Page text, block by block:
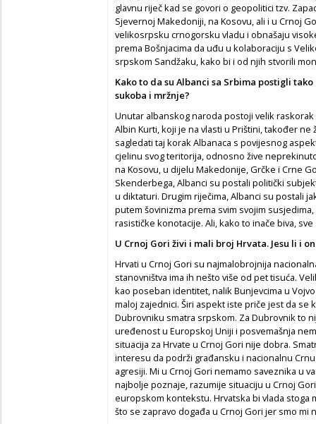
glavnu riječ kad se govori o geopolitici tzv.
Sjevernoj Makedoniji, na Kosovu, ali i u Crnoj
velikosrpsku crnogorsku vladu i obnašaju
prema Bošnjacima da uđu u kolaboraciju s
srpskom Sandžaku, kako bi i od njih stvorili
Kako to da su Albanci sa Srbima postigli
sukoba i mržnje?
Unutar albanskog naroda postoji velik
Albin Kurti, koji je na vlasti u Prištini, također
sagledati taj korak Albanaca s povijesnog
cjelinu svog teritorija, odnosno žive
na Kosovu, u dijelu Makedonije, Grčke i Crne
Skenderbega, Albanci su postali politički
u diktaturi. Drugim riječima, Albanci su postali
putem šovinizma prema svim svojim
rasističke konotacije. Ali, kako to inače biva,
U Crnoj Gori živi i mali broj Hrvata. Jesu li i
Hrvati u Crnoj Gori su najmalobrojnija
stanovništva ima ih nešto više od pet tisuća.
kao poseban identitet, nalik Bunjevcima u
maloj zajednici. Širi aspekt iste priče jest da se
Dubrovniku smatra srpskom. Za Dubrovnik to
uređenost u Europskoj Uniji i posvemašnja
situacija za Hrvate u Crnoj Gori nije dobra.
interesu da podrži građansku i nacionalnu
agresiji. Mi u Crnoj Gori nemamo saveznika u
najbolje poznaje, razumije situaciju u Crnoj
europskom kontekstu. Hrvatska bi vlada
što se zapravo događa u Crnoj Gori jer smo